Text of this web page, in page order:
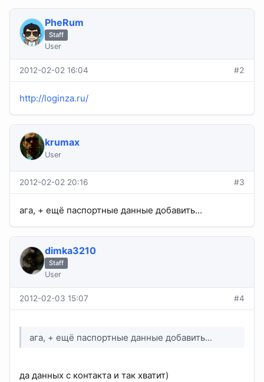
PheRum
Staff
User
2012-02-02 16:04 #2
http://loginza.ru/
krumax
User
2012-02-02 20:16 #3
ага, + ещё паспортные данные добавить...
dimka3210
Staff
User
2012-02-03 15:07 #4
ага, + ещё паспортные данные добавить...
да данных с контакта и так хватит)